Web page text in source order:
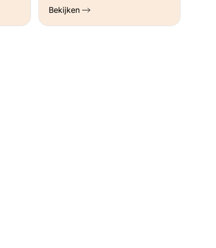
Bekijken